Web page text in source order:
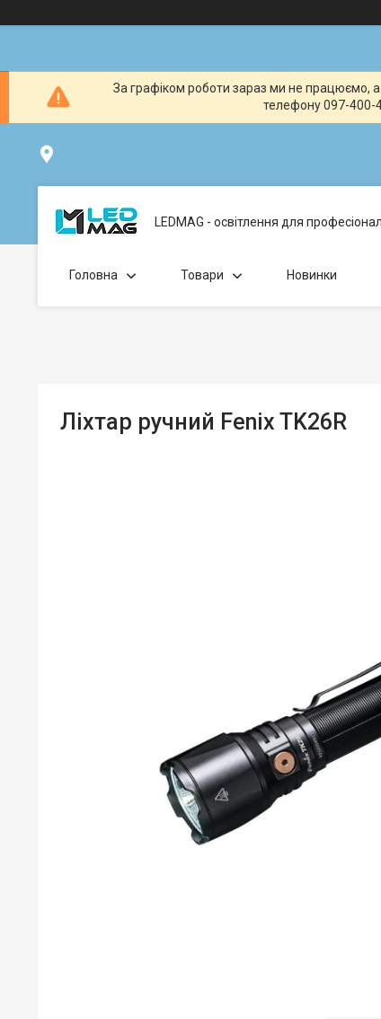
За графіком роботи зараз ми не працюємо,
телефону 097-400-
LEDMAG - освітлення для
Головна Товари Новинки
Ліхтар ручний Fenix TK26R